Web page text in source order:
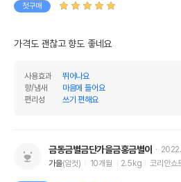
첫구매
가격도 괜찮고 향도 좋네요
사용효과
뛰어나요
향/냄새
마음에 들어요
편리성
쓰기 편해요
금동금별금단가을금홍금별이
가을(암컷) 10개월 2.5kg 코리안쇼